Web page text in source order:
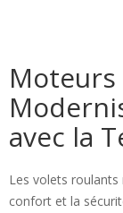
Moteurs
avec la
Les volets
confort et la